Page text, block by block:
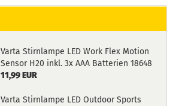
Varta Stirnlampe LED Work Flex Motion
Sensor H20 inkl. 3x AAA Batterien 18648
11,99 EUR
Varta Stirnlampe LED Outdoor Sports